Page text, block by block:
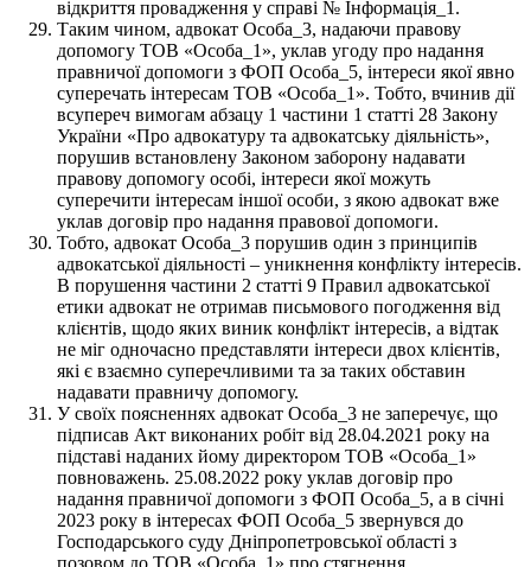
відкриття провадження у справі № Інформація_1.
Таким чином, адвокат Особа_3, надаючи правову
допомогу ТОВ «Особа_1», уклав угоду про надання
правничої допомоги з ФОП Особа_5, інтереси якої явно
суперечать інтересам ТОВ «Особа_1». Тобто, вчинив дії
всупереч вимогам абзацу 1 частини 1 статті 28 Закону
України «Про адвокатуру та адвокатську діяльність»,
порушив встановлену Законом заборону надавати
правову допомогу особі, інтереси якої можуть
суперечити інтересам іншої особи, з якою адвокат вже
уклав договір про надання правової допомоги.
Тобто, адвокат Особа_3 порушив один з принципів
адвокатської діяльності – уникнення конфлікту інтересів.
В порушення частини 2 статті 9 Правил адвокатської
етики адвокат не отримав письмового погодження від
клієнтів, щодо яких виник конфлікт інтересів, а відтак
не міг одночасно представляти інтереси двох клієнтів,
які є взаємно суперечливими та за таких обставин
надавати правничу допомогу.
У своїх поясненнях адвокат Особа_3 не заперечує, що
підписав Акт виконаних робіт від 28.04.2021 року на
підставі наданих йому директором ТОВ «Особа_1»
повноважень. 25.08.2022 року уклав договір про
надання правничої допомоги з ФОП Особа_5, а в січні
2023 року в інтересах ФОП Особа_5 звернувся до
Господарського суду Дніпропетровської області з
позовом до ТОВ «Особа_1» про стягнення